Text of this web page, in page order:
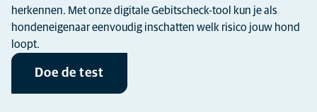
herkennen. Met onze digitale Gebitscheck-tool kun je als
hondeneigenaar eenvoudig inschatten welk risico jouw hond
loopt.
Doe de test